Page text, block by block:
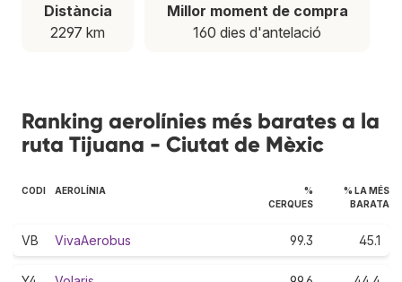
Distància
2297 km
Millor moment de compra
160 dies d'antelació
Ranking aerolínies més barates a la
ruta Tijuana - Ciutat de Mèxic
CODI AEROLÍNIA
%
CERQUES
% LA MÉS
BARATA
VB VivaAerobus 99.3 45.1